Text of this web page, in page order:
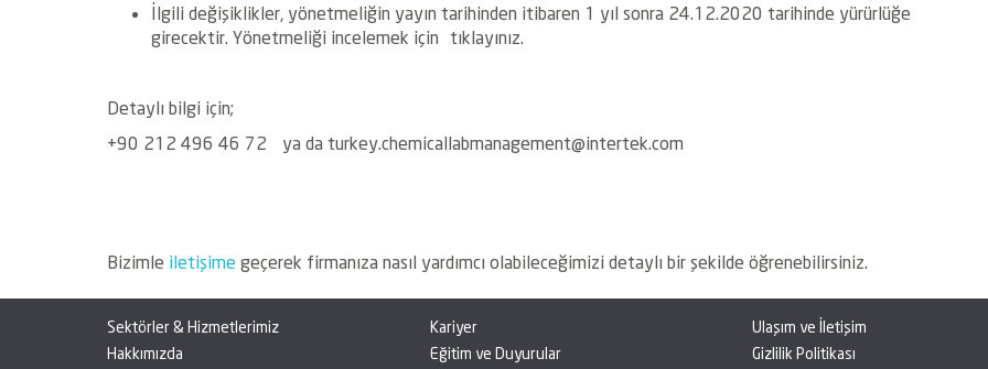
İlgili değişiklikler, yönetmeliğin yayın tarihinden itibaren 1 yıl sonra 24.12.2020 tarihinde yürürlüğe
girecektir. Yönetmeliği incelemek için tıklayınız.
Detaylı bilgi için;
+90 212 496 46 72 ya da turkey.chemicallabmanagement@intertek.com
Bizimle iletişime geçerek firmanıza nasıl yardımcı olabileceğimizi detaylı bir şekilde öğrenebilirsiniz.
Sektörler & Hizmetlerimiz
Hakkımızda
Kariyer
Eğitim ve Duyurular
Ulaşım ve İletişim
Gizlilik Politikası